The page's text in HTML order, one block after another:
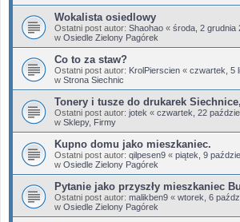
Wokalista osiedlowy
Ostatni post autor: Shaohao « środa, 2 grudnia
w Osiedle Zielony Pagórek
Co to za staw?
Ostatni post autor: KrolPierscien « czwartek, 5
w Strona Siechnic
Tonery i tusze do drukarek
Ostatni post autor: jotek « czwartek, 22
w Sklepy, Firmy
Kupno domu jako mieszkaniec.
Ostatni post autor: qilpesen9 « piątek, 9
w Osiedle Zielony Pagórek
Pytanie jako przyszły mieszkaniec
Ostatni post autor: malikben9 « wtorek, 6
w Osiedle Zielony Pagórek